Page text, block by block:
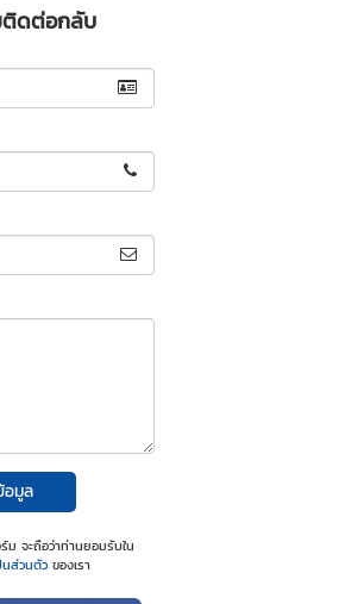
ดต่อกลับ
มูล
จะถือว่าท่านยอมรับใน
นส่วนตัวของเรา